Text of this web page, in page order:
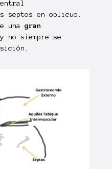
en oblicuo.
una gran
y no siempre se